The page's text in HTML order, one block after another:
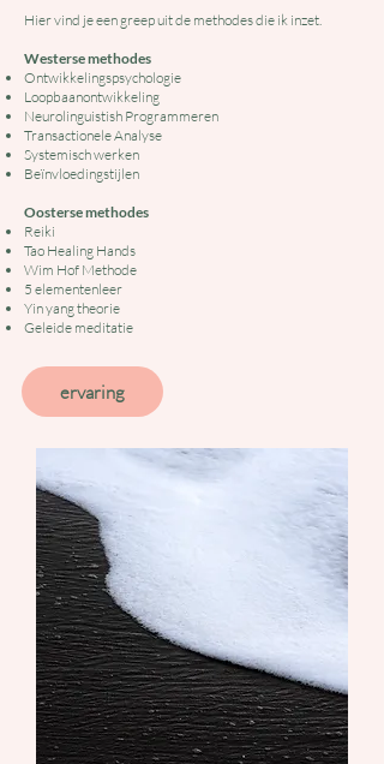
Hier vind je een greep uit de methodes die ik inzet.
Westerse methodes
Ontwikkelingspsychologie
Loopbaanontwikkeling
Neurolinguistish Programmeren
Transactionele Analyse
Systemisch werken
Beïnvloedingstijlen
Oosterse methodes
Reiki
Tao Healing Hands
Wim Hof Methode
5 elementenleer
Yin yang theorie
Geleide meditatie
ervaring